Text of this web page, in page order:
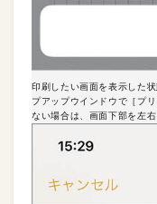
印刷したい画面を表示した
プアップウインドウで［プ
ない場合は、画面下部を左